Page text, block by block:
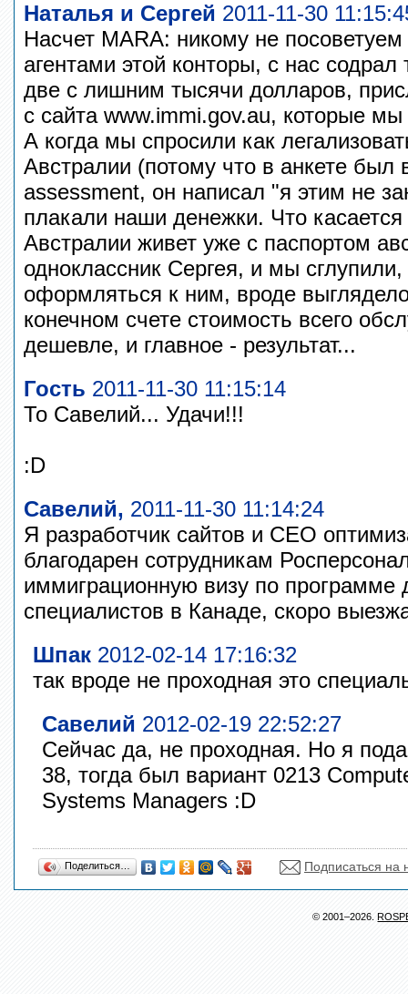
Наталья и Сергей 2011-11-30
Насчет MARA: никому не посоветуем
агентами этой конторы, с нас
две с лишним тысячи долларов,
с сайта www.immi.gov.au, которые
А когда мы спросили как
Австралии (потому что в анкете был
assessment, он написал "я этим не
плакали наши денежки. Что
Австралии живет уже с паспортом
одноклассник Сергея, и мы
оформляться к ним, вроде
конечном счете стоимость всего
дешевле, и главное - результат...
Гость 2011-11-30 11:15:14
То Савелий... Удачи!!!
:D
Савелий, 2011-11-30 11:14:24
Я разработчик сайтов и СЕО
благодарен сотрудникам
иммиграционную визу по программе
специалистов в Канаде, скоро
Шпак 2012-02-14 17:16:32
так вроде не проходная это
Савелий 2012-02-19 22:52:27
Сейчас да, не проходная. Но я
38, тогда был вариант 0213
Systems Managers :D
Поделиться… Подписаться на
© 2001–2026.